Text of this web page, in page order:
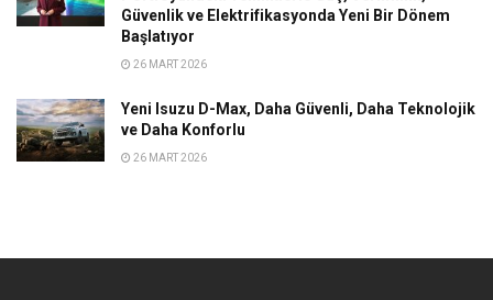
Güvenlik ve Elektrifikasyonda Yeni Bir Dönem
Başlatıyor
26 MART 2026
Yeni Isuzu D-Max, Daha Güvenli, Daha Teknolojik
ve Daha Konforlu
26 MART 2026